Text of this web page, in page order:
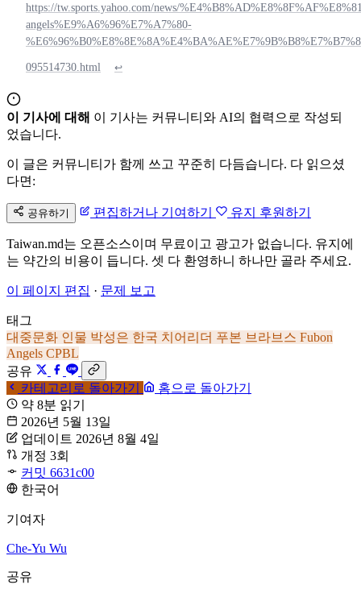
https://tw.sports.yahoo.com/news/
angels%E9%A6%96%E7%A7%80-
095514730.html ↩
이 기사에 대해 이 기사는 커뮤니티와 AI의 협력으로 작성되
었습니다.
이 글은 커뮤니티가 함께 쓰고 꾸준히 다듬습니다. 다 읽으셨
다면:
공유하기 편집하거나 기여하기 유지 후원하기
Taiwan.md는 오픈소스이며 무료이고 광고가 없습니다. 유지에
는 약간의 비용이 듭니다. 셋 다 환영하니 하나만 골라 주세요.
이 페이지 편집 · 문제 보고
태그
대중문화 인물 박성은 한국 치어리더 푸본 브라브스 Fubon
Angels CPBL
공유
카테고리로 돌아가기
홈으로 돌아가기
약 8분 읽기
2026년 5월 13일
업데이트 2026년 8월 4일
개정 3회
커밋 6631c00
한국어
기여자
Che-Yu Wu
공유